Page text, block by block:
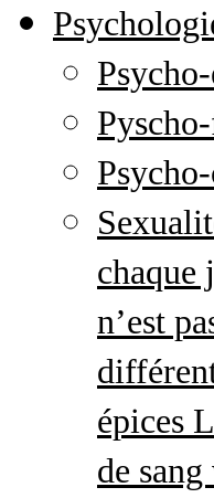
chaque
n’est
épices
de